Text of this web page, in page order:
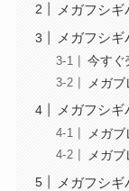
メガフシ
メガフシ
今すぐ
メガ
メガフシ
メガ
メガ
メガフシ